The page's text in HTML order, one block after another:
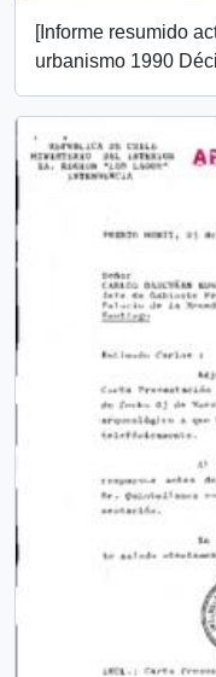
[Informe resumido
urbanismo 1990